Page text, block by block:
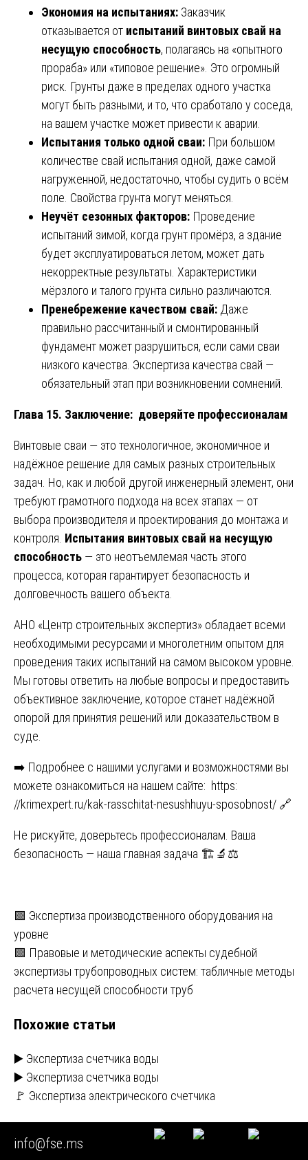
Экономия на испытаниях: Заказчик
отказывается от испытаний винтовых свай на
несущую способность, полагаясь на «опытного
прораба» или «типовое решение». Это огромный
риск. Грунты даже в пределах одного участка
могут быть разными, и то, что сработало у соседа,
на вашем участке может привести к аварии.
Испытания только одной сваи: При большом
количестве свай испытания одной, даже самой
нагруженной, недостаточно, чтобы судить о всём
поле. Свойства грунта могут меняться.
Неучёт сезонных факторов: Проведение
испытаний зимой, когда грунт промёрз, а здание
будет эксплуатироваться летом, может дать
некорректные результаты. Характеристики
мёрзлого и талого грунта сильно различаются.
Пренебрежение качеством свай: Даже
правильно рассчитанный и смонтированный
фундамент может разрушиться, если сами сваи
низкого качества. Экспертиза качества свай —
обязательный этап при возникновении сомнений.
Глава 15. Заключение: доверяйте профессионалам
Винтовые сваи — это технологичное, экономичное и
надёжное решение для самых разных строительных
задач. Но, как и любой другой инженерный элемент, они
требуют грамотного подхода на всех этапах — от
выбора производителя и проектирования до монтажа и
контроля. Испытания винтовых свай на несущую
способность — это неотъемлемая часть этого
процесса, которая гарантирует безопасность и
долговечность вашего объекта.
АНО «Центр строительных экспертиз» обладает всеми
необходимыми ресурсами и многолетним опытом для
проведения таких испытаний на самом высоком уровне.
Мы готовы ответить на любые вопросы и предоставить
объективное заключение, которое станет надёжной
опорой для принятия решений или доказательством в
суде.
➡️ Подробнее с нашими услугами и возможностями вы
можете ознакомиться на нашем сайте: https:
//krimexpert.ru/kak-rasschitat-nesushhuyu-sposobnost/ 🔗
Не рискуйте, доверьтесь профессионалам. Ваша
безопасность — наша главная задача 🏗️🔬⚖️
Навигация
по
записям
🟩 Экспертиза производственного оборудования на
уровне
🟩 Правовые и методические аспекты судебной
экспертизы трубопроводных систем: табличные методы
расчета несущей способности труб
Похожие статьи
▶️ Экспертиза счетчика воды
▶️ Экспертиза счетчика воды
🚩 Экспертиза электрического счетчика
info@fse.ms